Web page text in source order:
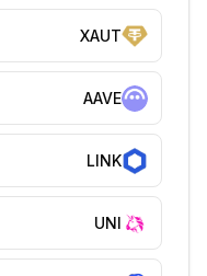
XAUT
AAVE
LINK
UNI